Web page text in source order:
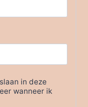
in deze
wanneer ik